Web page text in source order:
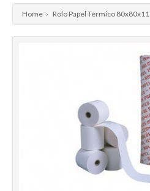
Home › Rolo Papel Térmico 80x80x11